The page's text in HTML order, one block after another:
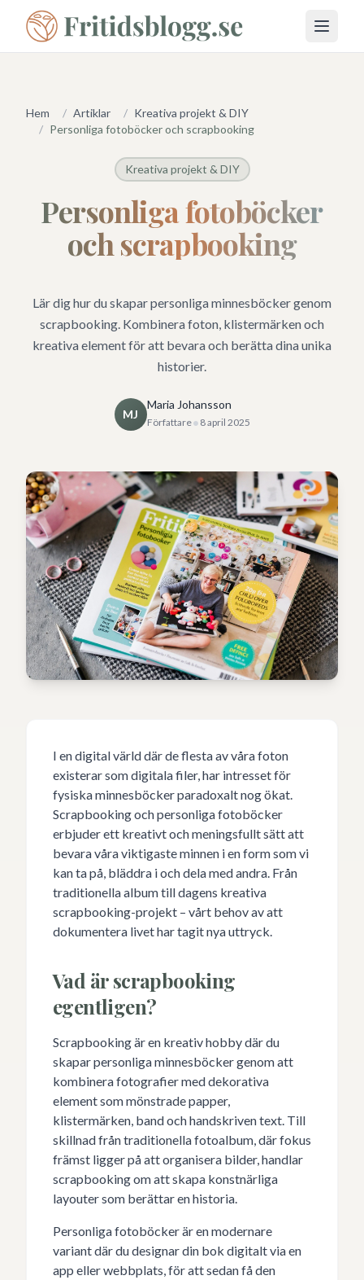
Öppna
Hem / Artiklar / Kreativa projekt & DIY
/ Personliga fotoböcker och scrapbooking
Kreativa projekt & DIY
Personliga fotoböcker
och scrapbooking
Lär dig hur du skapar personliga minnesböcker genom
scrapbooking. Kombinera foton, klistermärken och
kreativa element för att bevara och berätta dina unika
historier.
MJ
Maria Johansson
Författare• 8 april 2025
I en digital värld där de flesta av våra foton
existerar som digitala filer, har intresset för
fysiska minnesböcker paradoxalt nog ökat.
Scrapbooking och personliga fotoböcker
erbjuder ett kreativt och meningsfullt sätt att
bevara våra viktigaste minnen i en form som vi
kan ta på, bläddra i och dela med andra. Från
traditionella album till dagens kreativa
scrapbooking-projekt – vårt behov av att
dokumentera livet har tagit nya uttryck.
Vad är scrapbooking
egentligen?
Scrapbooking är en kreativ hobby där du
skapar personliga minnesböcker genom att
kombinera fotografier med dekorativa
element som mönstrade papper,
klistermärken, band och handskriven text. Till
skillnad från traditionella fotoalbum, där fokus
främst ligger på att organisera bilder, handlar
scrapbooking om att skapa konstnärliga
layouter som berättar en historia.
Personliga fotoböcker är en modernare
variant där du designar din bok digitalt via en
app eller webbplats, för att sedan få den